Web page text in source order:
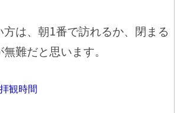
は、朝1番で訪れるか、閉まる
難だと思います。
観時間